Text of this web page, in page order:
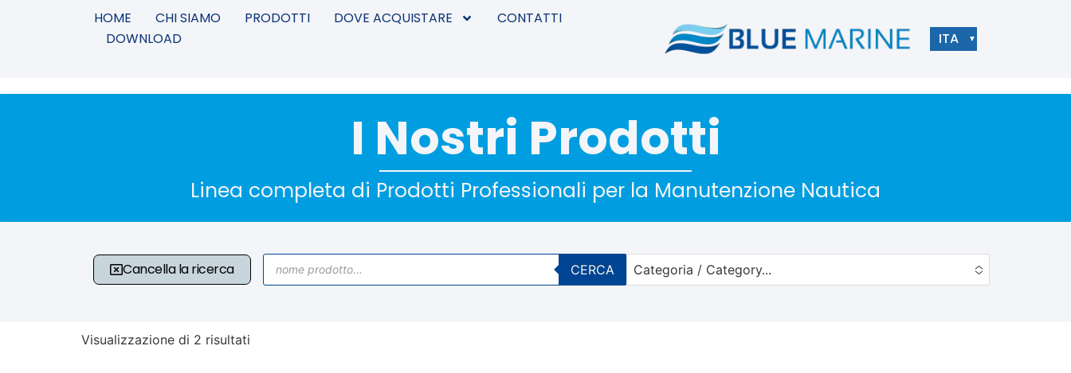
HOME CHI SIAMO PRODOTTI DOVE ACQUISTARE
CONTATTI
DOWNLOAD
ITA ▼
I Nostri Prodotti
Linea completa di Prodotti Professionali per la Manutenzione Nautica
Cancella la ricerca CERCA Categoria / Category...
Visualizzazione di 2 risultati